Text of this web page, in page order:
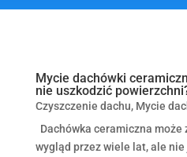
Mycie dachówki
nie uszkodzić
Czyszczenie dachu, Mycie
Dachówka ceramiczna
wygląd przez wiele lat, ale